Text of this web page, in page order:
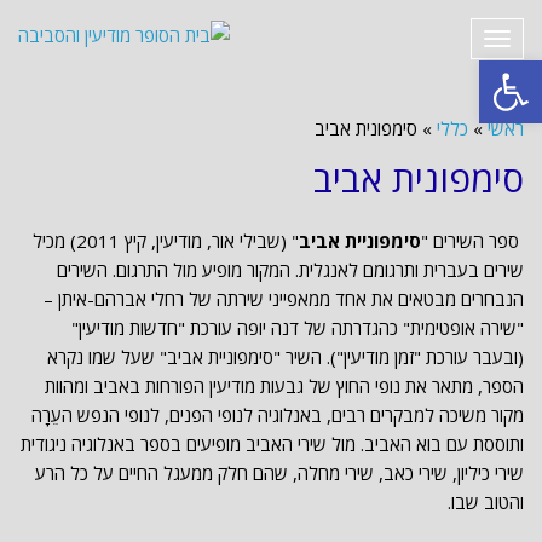
פתח סרגל נגישות
תפריט
ראשי » כללי » סימפונית אביב
סימפונית אביב
ספר השירים "סימפוניית אביב
" (שבילי אור, מודיעין, קיץ 2011) מכיל
שירים בעברית ותרגומם לאנגלית. המקור מופיע מול התרגום. השירים
הנבחרים מבטאים את אחד ממאפייני שירתה של רחלי אברהם-איתן –
"שירה אופטימית" כהגדרתה של דנה יופה עורכת "חדשות מודיעין"
(ובעבר עורכת "זמן מודיעין"). השיר "סימפוניית אביב" שעל שמו נקרא
הספר, מתאר את נופי החוץ של גבעות מודיעין הפורחות באביב ומהוות
מקור משיכה למבקרים רבים, באנלוגיה לנופי הפנים, לנופי הנפש העֵרָה
ותוססת עם בוא האביב. מול שירי האביב מופיעים בספר באנלוגיה ניגודית
שירי כיליון, שירי כאב, שירי מחלה, שהם חלק ממעגל החיים על כל הרע
והטוב שבו.